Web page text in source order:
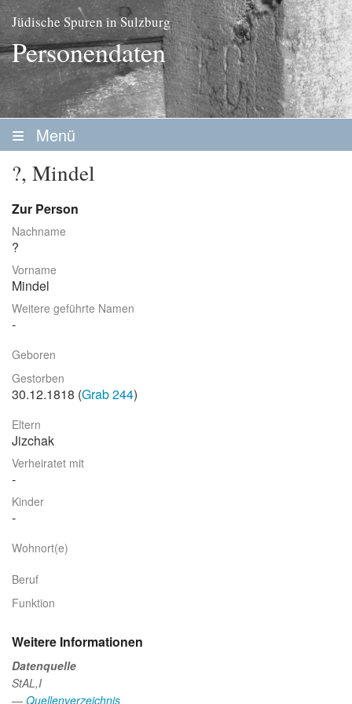
Jüdische Spuren in Sulzburg
Personendaten
Menü
Startseite
Personen
Personenliste
Familien
Vereine / Stiftungen
Stadtrundgang
Der Friedhof
Unsere Initiative
Aktuelles
Suche
?, Mindel
Zur Person
Nachname
?
Vorname
Mindel
Weitere geführte Namen
Geboren
Gestorben
30.12.1818 (Grab 244)
Eltern
Jizchak
Verheiratet mit
Kinder
Wohnort(e)
Beruf
Funktion
Weitere Informationen
Datenquelle
StAL,I
— Quellenverzeichnis